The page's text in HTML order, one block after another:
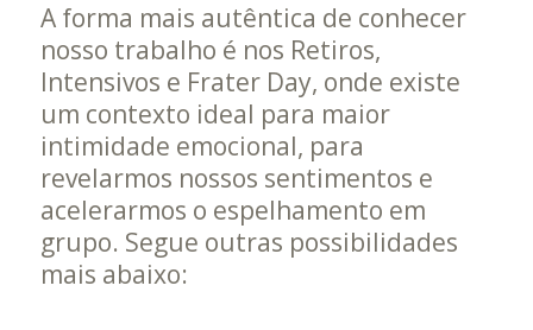
A forma mais autêntica de conhecer
nosso trabalho é nos Retiros,
Intensivos e Frater Day, onde existe
um contexto ideal para maior
intimidade emocional, para
revelarmos nossos sentimentos e
acelerarmos o espelhamento em
grupo. Segue outras possibilidades
mais abaixo: